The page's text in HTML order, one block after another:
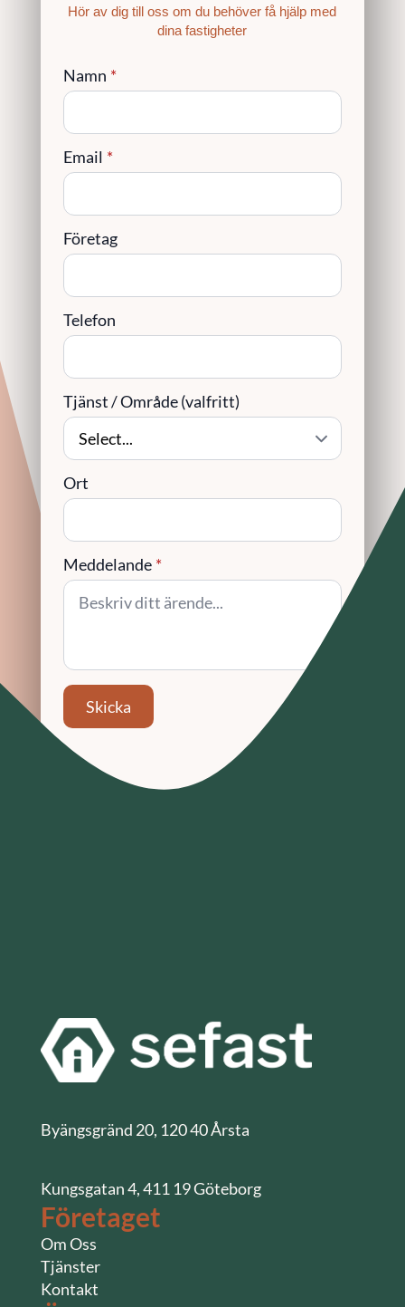
Hör av dig till oss om du behöver få hjälp med
dina fastigheter
Namn *
Email *
Företag
Telefon
Tjänst / Område (valfritt)
Ort
Meddelande *
Skicka
Byängsgränd 20, 120 40 Årsta
Kungsgatan 4, 411 19 Göteborg
Företaget
Om Oss
Tjänster
Kontakt